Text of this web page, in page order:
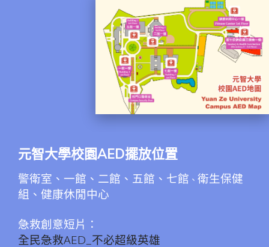
元智大學校園AED擺放位置
警衛室、一館、二館、 五館、七館 、 衛生保健
組、健康休閒中心
急救創意短片：
全民急救AED_不必超級英雄